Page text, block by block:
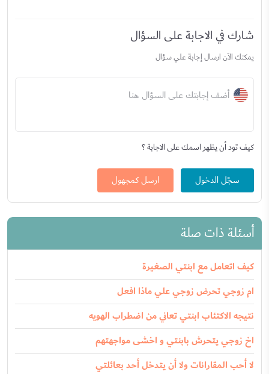
شارك في الاجابة على السؤال
يمكنك الآن ارسال إجابة علي سؤال
أضف إجابتك على السؤال هنا
كيف تود أن يظهر اسمك على الاجابة ؟
سجّل الدخول ارسل كمجهول
أسئلة ذات صلة
كيف اتعامل مع ابنتي الصغيرة
ام زوجي تحرض زوجي علي ماذا افعل
نتيجه الاكتئاب ابنتي تعاني من اضطراب الهويه
اخ زوجي يتحرش بابنتي و اخشى مواجهتهم
لا أحب المقارانات ولا أن يتدخل أحد بعائلتي